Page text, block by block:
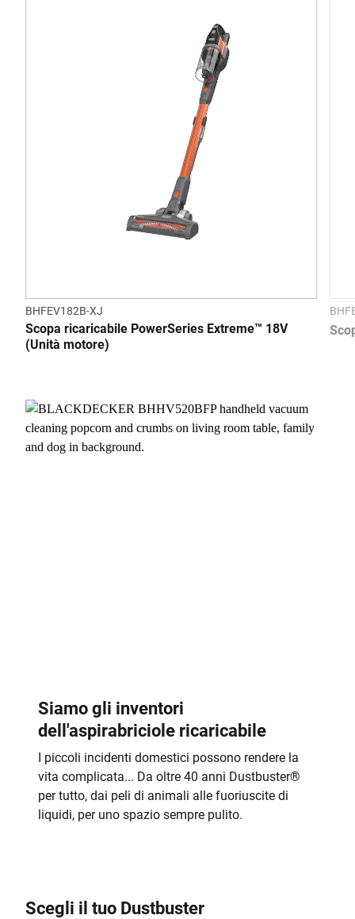
BHFEV182B-XJ
Scopa ricaricabile PowerSeries Extreme™ 18V
(Unità motore)
Siamo gli inventori
dell'aspirabriciole ricaricabile
I piccoli incidenti domestici possono rendere la
vita complicata... Da oltre 40 anni Dustbuster®
per tutto, dai peli di animali alle fuoriuscite di
liquidi, per uno spazio sempre pulito.
Scegli il tuo Dustbuster